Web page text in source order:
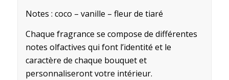
Notes : coco – vanille – fleur de tiaré
Chaque fragrance se compose de différentes
notes olfactives qui font l’identité et le
caractère de chaque bouquet et
personnaliseront votre intérieur.